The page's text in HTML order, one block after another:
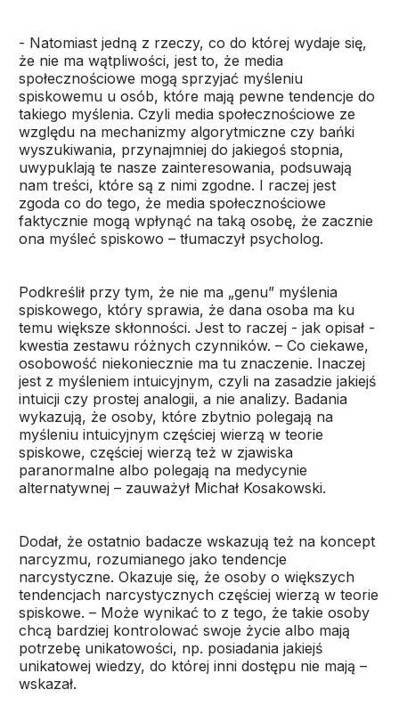
- Natomiast jedną z rzeczy, co do której wydaje się,
że nie ma wątpliwości, jest to, że media
społecznościowe mogą sprzyjać myśleniu
spiskowemu u osób, które mają pewne tendencje do
takiego myślenia. Czyli media społecznościowe ze
względu na mechanizmy algorytmiczne czy bańki
wyszukiwania, przynajmniej do jakiegoś stopnia,
uwypuklają te nasze zainteresowania, podsuwają
nam treści, które są z nimi zgodne. I raczej jest
zgoda co do tego, że media społecznościowe
faktycznie mogą wpłynąć na taką osobę, że zacznie
ona myśleć spiskowo – tłumaczył psycholog.
Podkreślił przy tym, że nie ma „genu” myślenia
spiskowego, który sprawia, że dana osoba ma ku
temu większe skłonności. Jest to raczej - jak opisał -
kwestia zestawu różnych czynników. – Co ciekawe,
osobowość niekoniecznie ma tu znaczenie. Inaczej
jest z myśleniem intuicyjnym, czyli na zasadzie jakiejś
intuicji czy prostej analogii, a nie analizy. Badania
wykazują, że osoby, które zbytnio polegają na
myśleniu intuicyjnym częściej wierzą w teorie
spiskowe, częściej wierzą też w zjawiska
paranormalne albo polegają na medycynie
alternatywnej – zauważył Michał Kosakowski.
Dodał, że ostatnio badacze wskazują też na koncept
narcyzmu, rozumianego jako tendencje
narcystyczne. Okazuje się, że osoby o większych
tendencjach narcystycznych częściej wierzą w teorie
spiskowe. – Może wynikać to z tego, że takie osoby
chcą bardziej kontrolować swoje życie albo mają
potrzebę unikatowości, np. posiadania jakiejś
unikatowej wiedzy, do której inni dostępu nie mają –
wskazał.